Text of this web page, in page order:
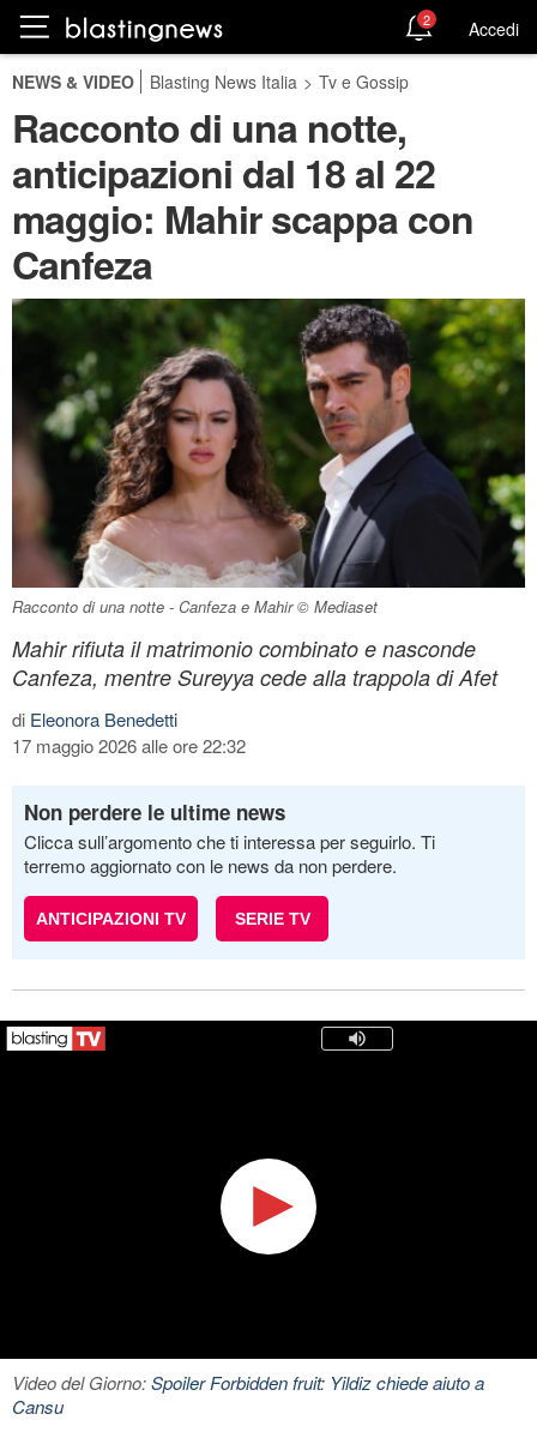
2 Accedi
NEWS & VIDEO Blasting News Italia > Tv e Gossip
Racconto di una notte,
anticipazioni dal 18 al 22
maggio: Mahir scappa con
Canfeza
Racconto di una notte - Canfeza e Mahir © Mediaset
Mahir rifiuta il matrimonio combinato e nasconde
Canfeza, mentre Sureyya cede alla trappola di Afet
di Eleonora Benedetti
17 maggio 2026 alle ore 22:32
Non perdere le ultime news
Clicca sull’argomento che ti interessa per seguirlo. Ti
terremo aggiornato con le news da non perdere.
ANTICIPAZIONI TV SERIE TV
Video del Giorno:Spoiler Forbidden fruit: Yildiz chiede aiuto a
Cansu